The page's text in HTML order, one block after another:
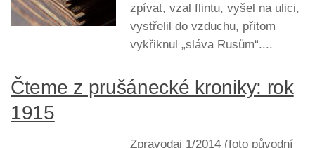
zpívat, vzal flintu, vyšel na ulici,
vystřelil do vzduchu, přitom
vykřiknul „sláva Rusům“....
Čteme z prušánecké kroniky: rok
1915
Zpravodaj 1/2014 (foto původní